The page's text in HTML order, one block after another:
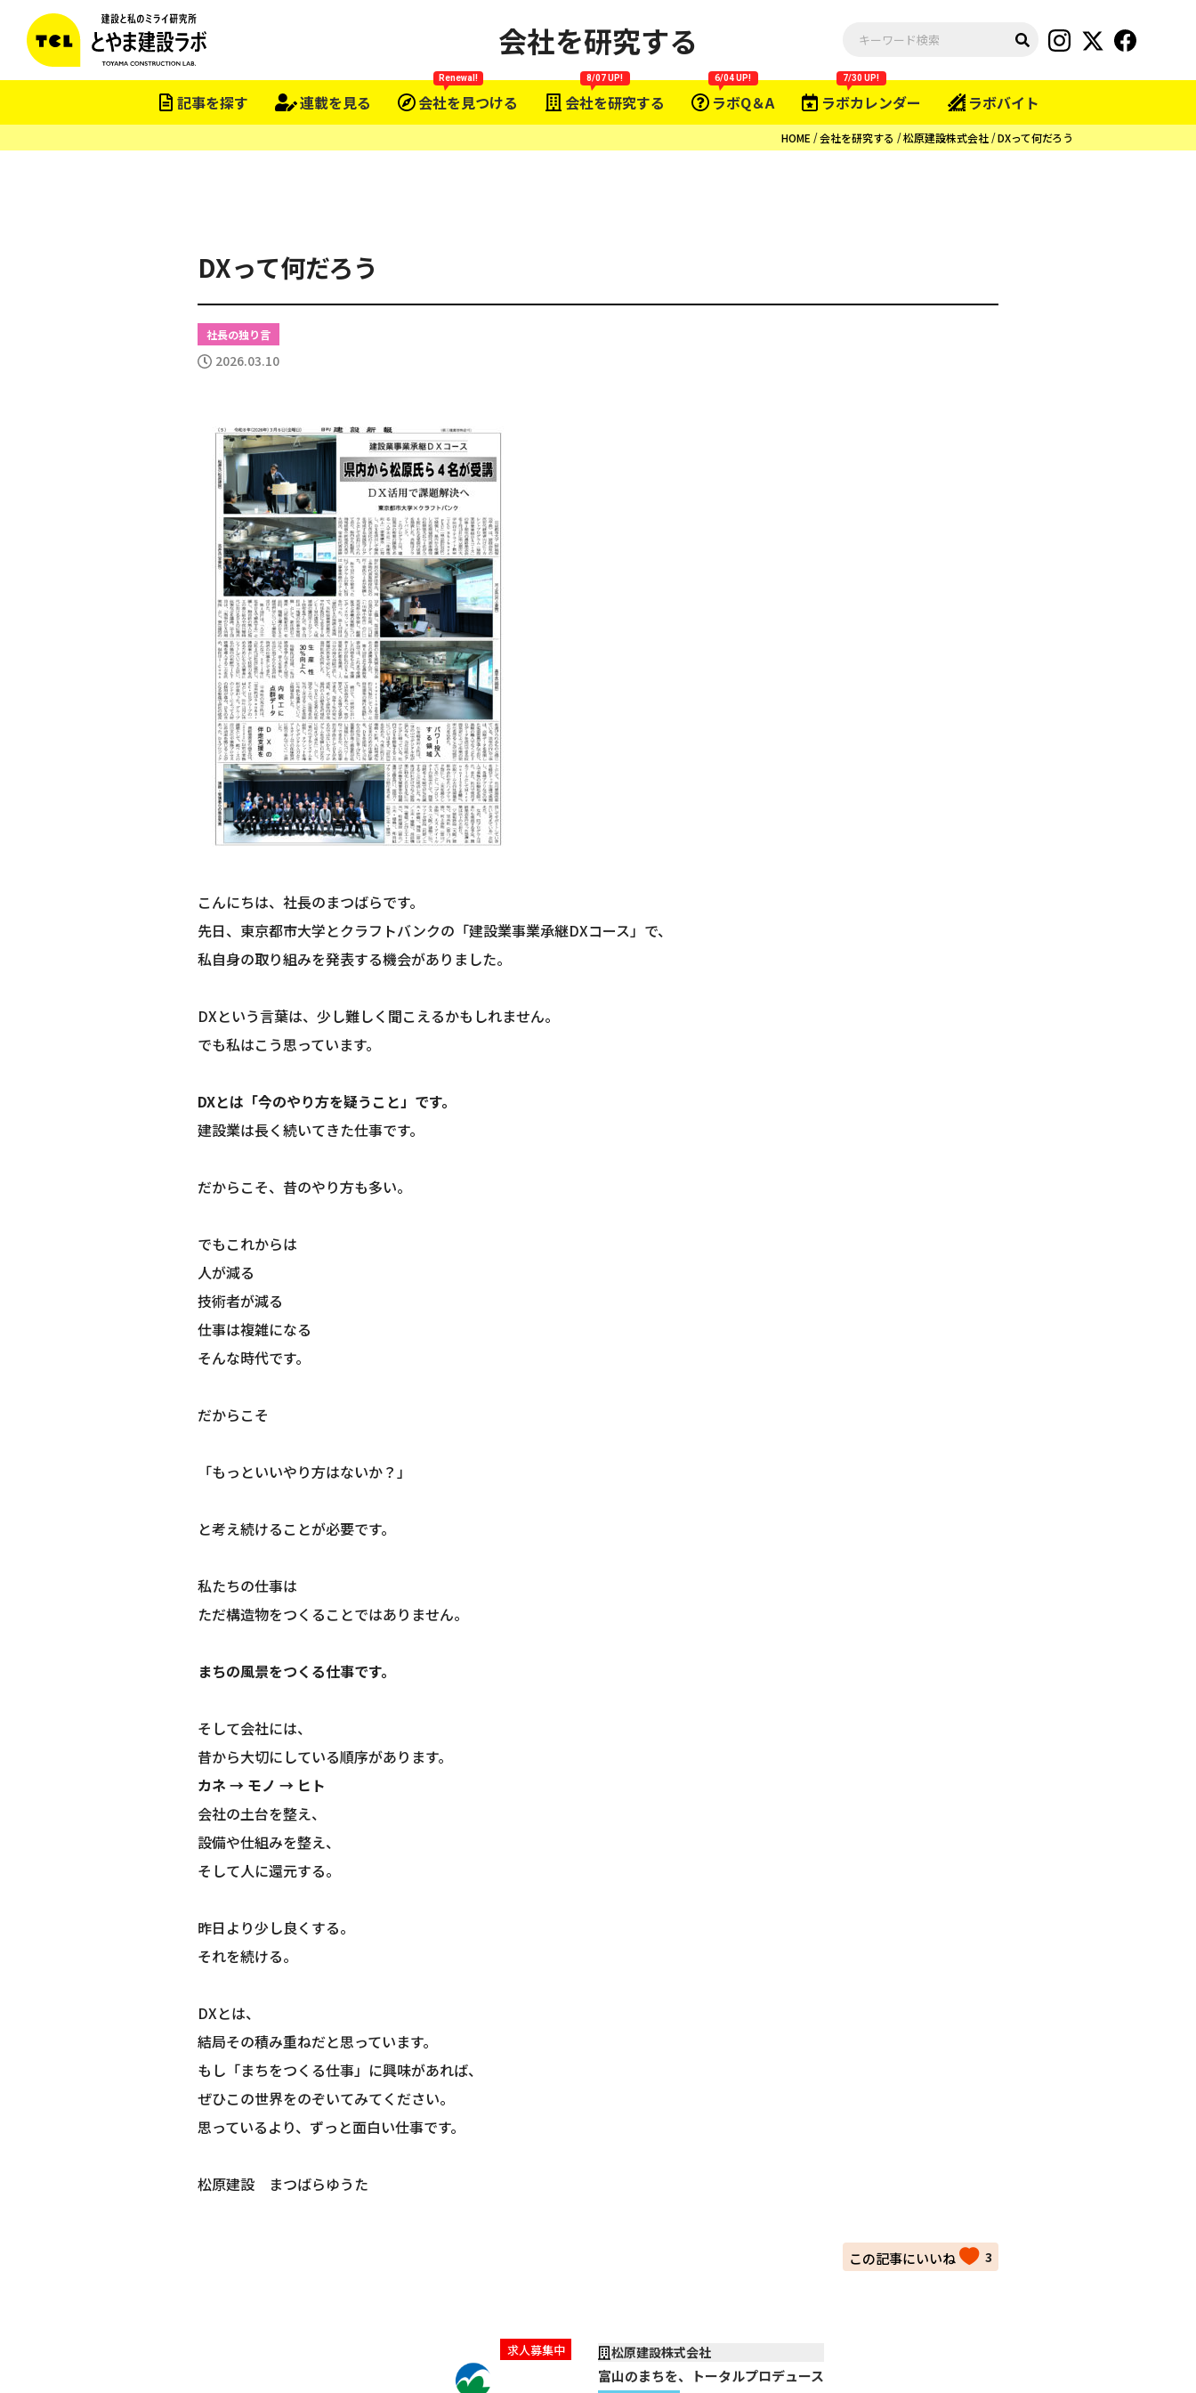
記事を探す 連載を見る 会社を見つける
Renewal!
会社を研究する
8/07 UP!
ラボQ＆A
6/04 UP!
ラボカレンダー
7/30 UP!
ラボバイト
会社を研究する
HOME 会社を研究する 松原建設株式会社 DXって何だろう
DXって何だろう
社長の独り言
2026.03.10
こんにちは、社長のまつばらです。
先日、東京都市大学とクラフトバンクの「建設業事業承継DXコース」で、
私自身の取り組みを発表する機会がありました。
DXという言葉は、少し難しく聞こえるかもしれません。
でも私はこう思っています。
DXとは「今のやり方を疑うこと」です。
建設業は長く続いてきた仕事です。
だからこそ、昔のやり方も多い。
でもこれからは
人が減る
技術者が減る
仕事は複雑になる
そんな時代です。
だからこそ
「もっといいやり方はないか？」
と考え続けることが必要です。
私たちの仕事は
ただ構造物をつくることではありません。
まちの風景をつくる仕事です。
そして会社には、
昔から大切にしている順序があります。
カネ → モノ → ヒト
会社の土台を整え、
設備や仕組みを整え、
そして人に還元する。
昨日より少し良くする。
それを続ける。
DXとは、
結局その積み重ねだと思っています。
もし「まちをつくる仕事」に興味があれば、
ぜひこの世界をのぞいてみてください。
思っているより、ずっと面白い仕事です。
松原建設 まつばらゆうた
3
この会社をもっと研究する
求人募集中 松原建設株式会社
富山のまちを、トータルプロデュース